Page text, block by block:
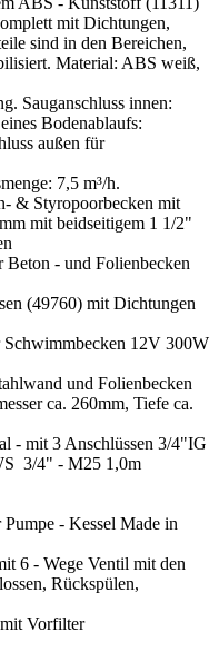
mit Dichtungen,
sind in den Bereichen,
Material: ABS weiß,
Sauganschluss innen:
Bodenablaufs:
außen für
7,5 m³/h.
& Styropoorbecken mit
mit beidseitigem 1 1/2"
Beton - und Folienbecken
(49760) mit Dichtungen
12V 300W
und Folienbecken
ca. 260mm, Tiefe ca.
- mit 3 Anschlüssen 3/4"IG
3/4" - M25 1,0m
Pumpe - Kessel Made in
6 - Wege Ventil mit den
Rückspülen,
Vorfilter